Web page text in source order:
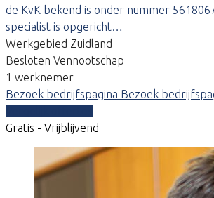
de KvK bekend is onder nummer
specialist is opgericht…
Werkgebied Zuidland
Besloten Vennootschap
1 werknemer
Bezoek bedrijfspagina Bezoek
Gratis - Vrijblijvend